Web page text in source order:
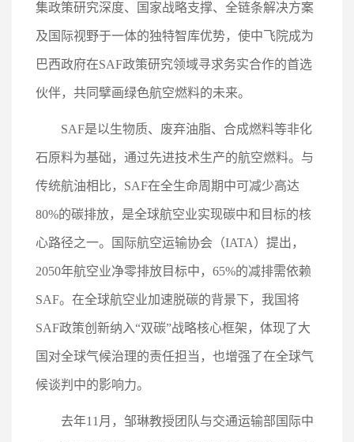
集政策研究深度、国家战略支撑、全链条解决方案
及国际视野于一体的独特智库优势，使中飞院成为
巴西政府在SAF政策研究领域寻求务实合作的首选
伙伴，共同擘画绿色航空燃料的未来。
SAF是以生物质、废弃油脂、合成燃料等非化
石原料为基础，通过先进技术生产的航空燃料。与
传统航油相比，SAF在全生命周期中可减少高达
80%的碳排放，是全球航空业实现碳中和目标的核
心路径之一。国际航空运输协会（IATA）提出，
2050年航空业净零排放目标中，65%的减排需依赖
SAF。在全球航空业加速脱碳的背景下，我国将
SAF政策创新纳入“双碳”战略核心框架，体现了大
国对全球气候治理的责任担当，也增强了在全球气
候谈判中的影响力。
去年11月，邹琳教授团队与交通运输部国际中